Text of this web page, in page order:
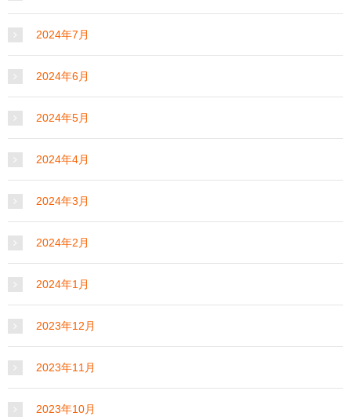
2024年7月
2024年6月
2024年5月
2024年4月
2024年3月
2024年2月
2024年1月
2023年12月
2023年11月
2023年10月